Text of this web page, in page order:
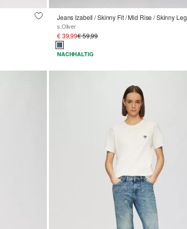
Jeans Izabell / Skinny Fit / Mid Rise / Skinny Leg
s.Oliver
€ 39,99€ 59,99
NACHHALTIG